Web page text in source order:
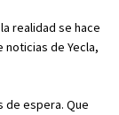
realidad se hace
noticias de Yecla,
de espera. Que